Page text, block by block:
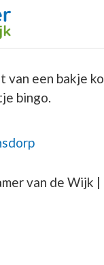
van een bakje
bingo.
van de Wijk |